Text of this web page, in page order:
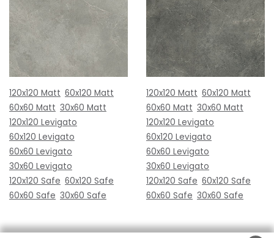
120x120 Matt 60x120 Matt
60x60 Matt 30x60 Matt
120x120 Levigato
60x120 Levigato
60x60 Levigato
30x60 Levigato
120x120 Safe 60x120 Safe
60x60 Safe 30x60 Safe
120x120 Matt 60x120 Matt
60x60 Matt 30x60 Matt
120x120 Levigato
60x120 Levigato
60x60 Levigato
30x60 Levigato
120x120 Safe 60x120 Safe
60x60 Safe 30x60 Safe